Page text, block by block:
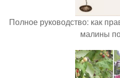
Полное руководство: как
малины